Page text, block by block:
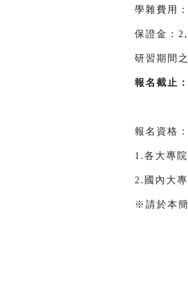
學雜費用
保證金：
研習期間
報名截止
報名資格：
1.各大專
2.國內大
※請於本